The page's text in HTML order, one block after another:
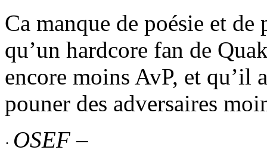
Ca manque de poésie et
qu’un hardcore fan de
encore moins AvP, et qu’il
pouner des adversaires
· OSEF –